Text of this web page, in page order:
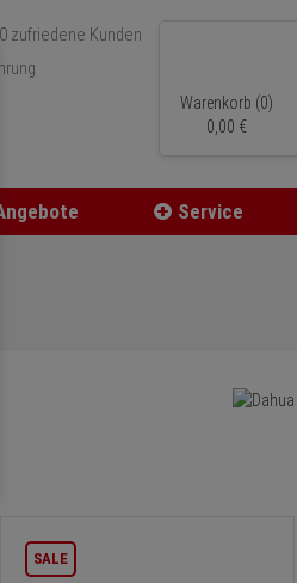
zufriedene Kunden
Warenkorb (0)
0, 00 €
Service
Informationen
zurück
SALE